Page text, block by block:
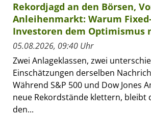
Rekordjagd an den Börsen,
Anleihenmarkt: Warum
Investoren dem Optimismus
05.08.2026, 09:40 Uhr
Zwei Anlageklassen, zwei
Einschätzungen derselben
Während S&P 500 und Dow Jones
neue Rekordstände klettern, bleibt
den...